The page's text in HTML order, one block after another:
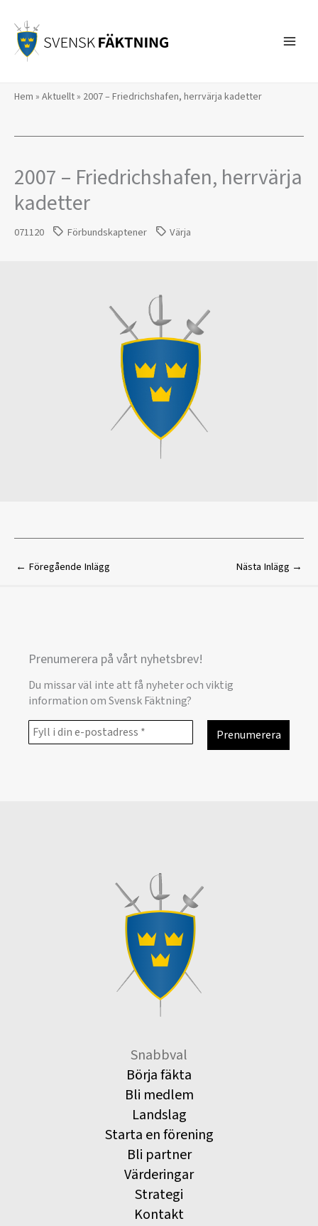
innehåll
Hem » Aktuellt» 2007 – Friedrichshafen, herrvärja kadetter
2007 – Friedrichshafen, herrvärja
kadetter
071120 Förbundskaptener Värja
← Föregående Inlägg Nästa Inlägg →
Prenumerera på vårt nyhetsbrev!
Du missar väl inte att få nyheter och viktig
information om Svensk Fäktning?
Snabbval
Börja fäkta
Bli medlem
Landslag
Starta en förening
Bli partner
Värderingar
Strategi
Kontakt